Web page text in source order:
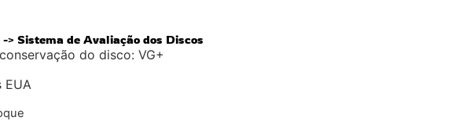
> Sistema de Avaliação dos Discos
do disco: VG+
EUA